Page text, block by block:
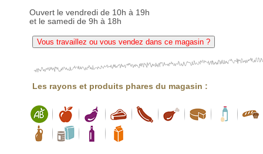
Ouvert le vendredi de 10h à 19h
et le samedi de 9h à 18h
Vous travaillez ou vous vendez dans ce magasin ?
Les rayons et produits phares du magasin :